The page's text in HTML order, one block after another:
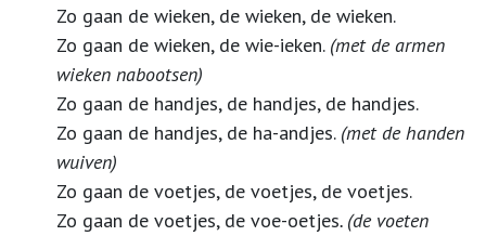
Zo gaan de wieken, de wieken, de wieken.
Zo gaan de wieken, de wie-ieken. (met de armen
wieken nabootsen)
Zo gaan de handjes, de handjes, de handjes.
Zo gaan de handjes, de ha-andjes. (met de handen
wuiven)
Zo gaan de voetjes, de voetjes, de voetjes.
Zo gaan de voetjes, de voe-oetjes. (de voeten